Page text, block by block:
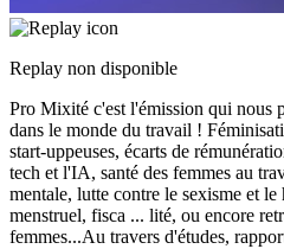
Replay non disponible
Pro Mixité c'est l'émission qui nous
dans le monde du travail !
start-uppeuses, écarts de
tech et l'IA, santé des femmes au
mentale, lutte contre le sexisme et
menstruel, fisca ... lité, ou encore
femmes...Au travers d'études,